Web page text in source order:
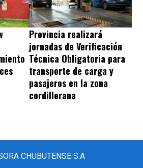
Provincia realizará
jornadas de Verificación
Técnica Obligatoria para
transporte de carga y
pasajeros en la zona
cordillerana
CHUBUTENSE S.A